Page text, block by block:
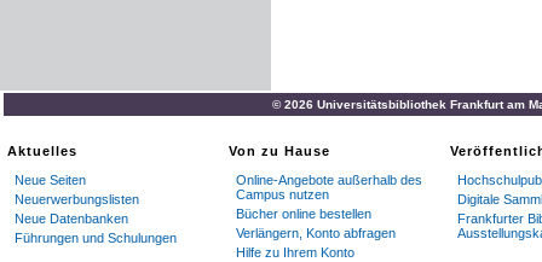
© 2026 Universitätsbibliothek Frankfurt am
Aktuelles
Neue Seiten
Neuerwerbungslisten
Neue Datenbanken
Führungen und Schulungen
Von zu Hause
Online-Angebote außerhalb des
Campus nutzen
Bücher online bestellen
Verlängern, Konto abfragen
Hilfe zu Ihrem Konto
Digitale
Frankfurter